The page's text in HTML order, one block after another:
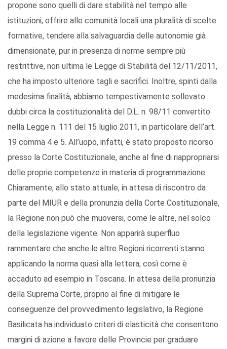
propone sono quelli di dare stabilità nel tempo alle
istituzioni, offrire alle comunità locali una pluralità di scelte
formative, tendere alla salvaguardia delle autonomie già
dimensionate, pur in presenza di norme sempre più
restrittive, non ultima le Legge di Stabilità del 12/11/2011,
che ha imposto ulteriore tagli e sacrifici. Inoltre, spinti dalla
medesima finalità, abbiamo tempestivamente sollevato
dubbi circa la costituzionalità del D.L. n. 98/11 convertito
nella Legge n. 111 del 15 luglio 2011, in particolare dell’art.
19 comma 4 e 5. All’uopo, infatti, è stato proposto ricorso
presso la Corte Costituzionale, anche al fine di riappropriarsi
delle proprie competenze in materia di programmazione.
Chiaramente, allo stato attuale, in attesa di riscontro da
parte del MIUR e della pronunzia della Corte Costituzionale,
la Regione non può che muoversi, come le altre, nel solco
della legislazione vigente. Non apparirà superfluo
rammentare che anche le altre Regioni ricorrenti stanno
applicando la norma quasi alla lettera, così come è
accaduto ad esempio in Toscana. In attesa della pronunzia
della Suprema Corte, proprio al fine di mitigare le
conseguenze del provvedimento legislativo, la Regione
Basilicata ha individuato criteri di elasticità che consentono
margini di azione a favore delle Provincie per graduare